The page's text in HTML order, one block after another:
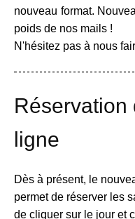
nouveau format.
poids de nos mails !
N'hésitez pas à nous
Réservation
ligne
Dès à présent, le
permet de réserver les
de cliquer sur le jour et